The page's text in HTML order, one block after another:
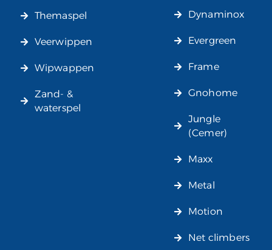
Themaspel
Veerwippen
Wipwappen
Zand- &
waterspel
Dynaminox
Evergreen
Frame
Gnohome
Jungle
(Cemer)
Maxx
Metal
Motion
Net climbers